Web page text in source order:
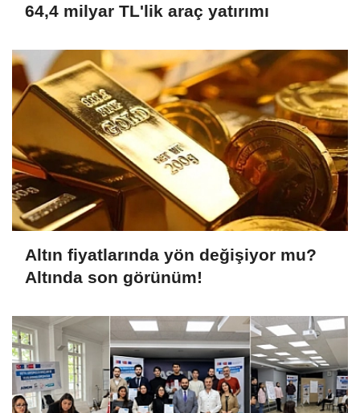
64,4 milyar TL'lik araç yatırımı
Altın fiyatlarında yön değişiyor mu?
Altında son görünüm!